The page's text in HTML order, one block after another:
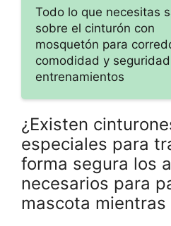
Todo lo que necesitas
sobre el cinturón con
mosquetón para
comodidad y
entrenamientos
¿Existen
especiales para
forma segura los
necesarios para
mascota